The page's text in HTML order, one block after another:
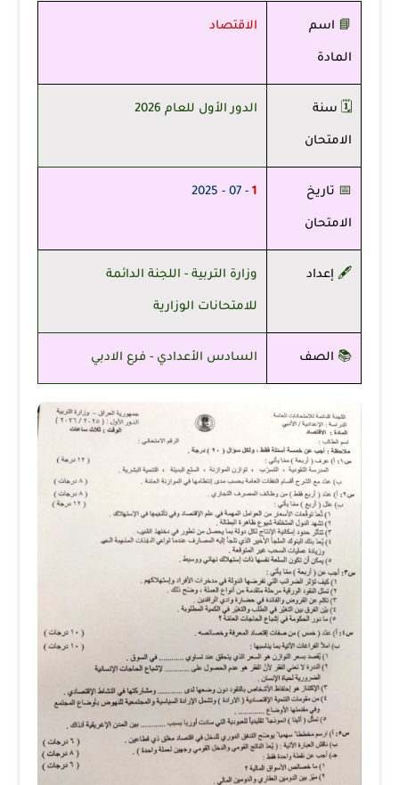
📘 اسم
المادة
الاقتصاد
🗓️ سنة
الامتحان
الدور الأول للعام 2026
📅 تاريخ
الامتحان
1
- 07 - 2025
🖋️ إعداد وزارة التربية - اللجنة الدائمة
للامتحانات الوزارية
📚 الصف السادس الأعدادي - فرع الادبي